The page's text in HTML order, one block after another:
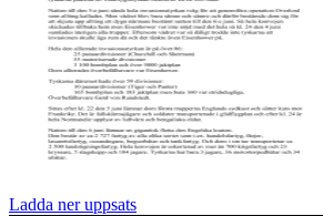
Ladda ner uppsats